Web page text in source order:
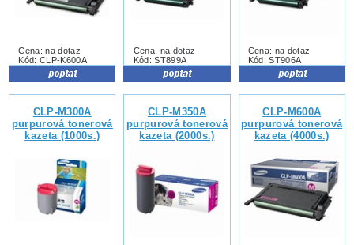
Cena: na dotaz
Kód: CLP-K600A
Cena: na dotaz
Kód: ST899A
Cena: na dotaz
Kód: ST906A
CLP-M300A
purpurová tonerová
kazeta (1000s.)
CLP-M350A
purpurová tonerová
kazeta (2000s.)
CLP-M600A
purpurová tonerová
kazeta (4000s.)